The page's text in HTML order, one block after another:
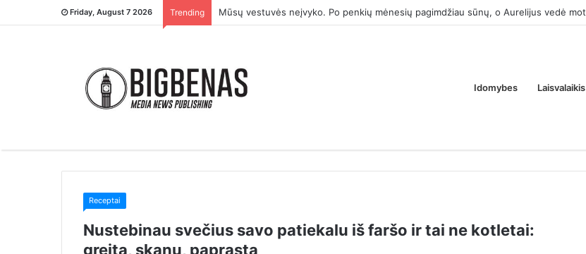
Friday, August 7 2026 Trending – Tu ją įsivaikinai tik tam, kad atimtum iš manęs tėvų butą. Ar tai normalu?
Idomybes Laisvalaikis
Receptai
Nustebinau svečius savo patiekalu iš faršo ir tai ne kotletai:
greita, skanu, paprasta